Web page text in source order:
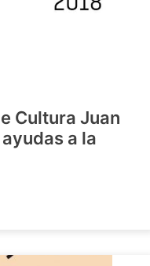
Cultura Juan
a la